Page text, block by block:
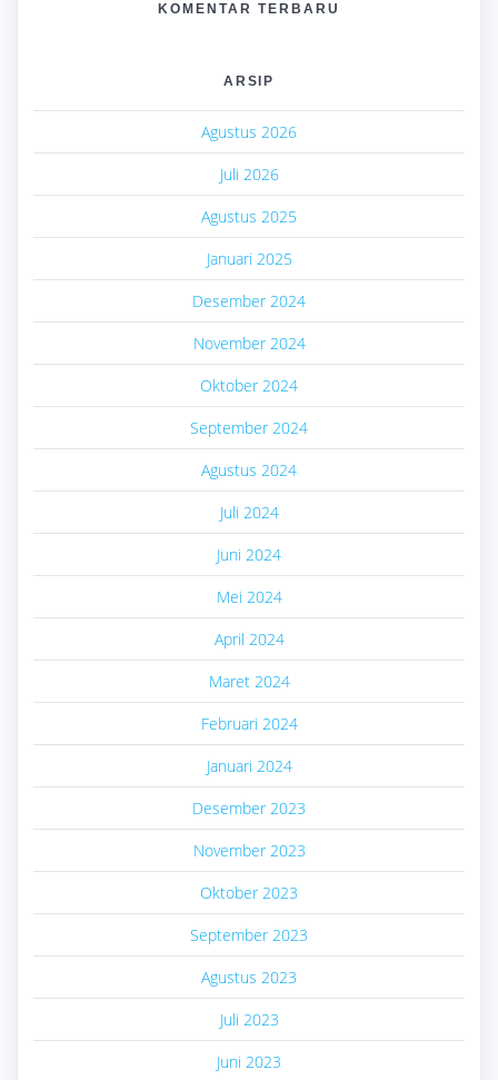
KOMENTAR TERBARU
ARSIP
Agustus 2026
Juli 2026
Agustus 2025
Januari 2025
Desember 2024
November 2024
Oktober 2024
September 2024
Agustus 2024
Juli 2024
Juni 2024
Mei 2024
April 2024
Maret 2024
Februari 2024
Januari 2024
Desember 2023
November 2023
Oktober 2023
September 2023
Agustus 2023
Juli 2023
Juni 2023